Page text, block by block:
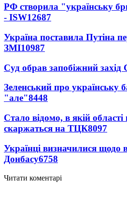
РФ створила "українську
- ISW12687
Україна поставила Путіна
ЗМІ10987
Суд обрав запобіжний захід
Зеленський про українську
"але"8448
Стало відомо, в якій
скаржаться на ТЦК8097
Українці визначилися щодо
Донбасу6758
Читати коментарі